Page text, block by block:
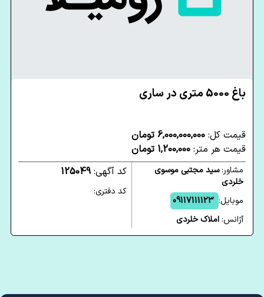
باغ 5000 متری در ساری
قیمت کل: 6,000,000,000 تومان
قیمت هر متر: 1,200,000 تومان
مشاور:سید مجتبی موسوی
خلردی
موبایل: 09117111123
آژانس:املاک خلردی
کد آگهی:125049
کد دفتری: